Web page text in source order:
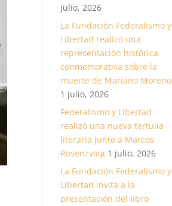
julio, 2026
La Fundación Federalismo y
Libertad realizó una
representación histórica
conmemorativa sobre la
muerte de Mariano Moreno
1 julio, 2026
Federalismo y Libertad
realizó una nueva tertulia
literaria junto a Marcos
Rosenzvaig 1 julio, 2026
La Fundación Federalismo y
Libertad invita a la
presentación del libro